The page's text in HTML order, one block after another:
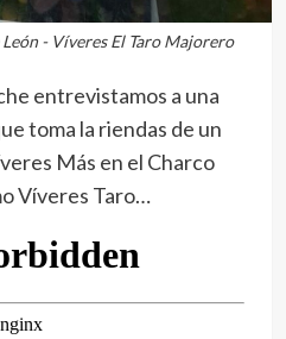
- Víveres El Taro Majorero
entrevistamos a una
toma la riendas de un
Más en el Charco
Víveres Taro…